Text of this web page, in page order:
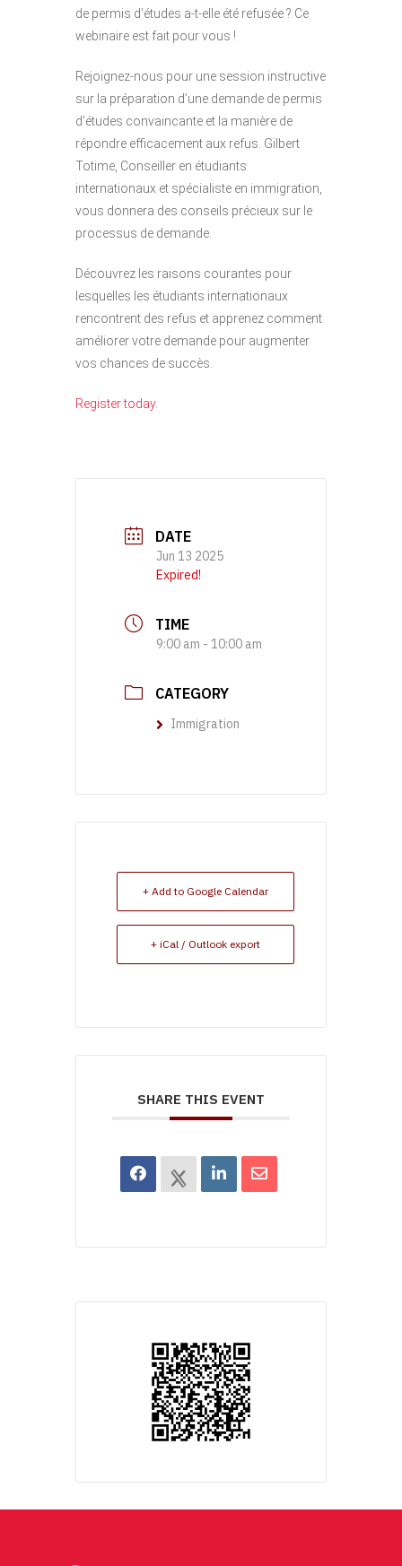
de permis d’études a-t-elle été refusée ? Ce
webinaire est fait pour vous !
Rejoignez-nous pour une session instructive
sur la préparation d’une demande de permis
d’études convaincante et la manière de
répondre efficacement aux refus. Gilbert
Totime, Conseiller en étudiants
internationaux et spécialiste en immigration,
vous donnera des conseils précieux sur le
processus de demande.
Découvrez les raisons courantes pour
lesquelles les étudiants internationaux
rencontrent des refus et apprenez comment
améliorer votre demande pour augmenter
vos chances de succès.
Register today.
DATE
Jun 13 2025
Expired!
TIME
9:00 am - 10:00 am
CATEGORY
Immigration
+ Add to Google Calendar
+ iCal / Outlook export
SHARE THIS EVENT